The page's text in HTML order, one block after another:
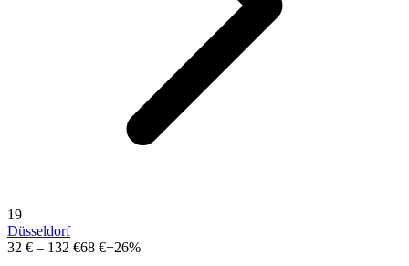
19
Düsseldorf
32 € – 132 €68 €+26%